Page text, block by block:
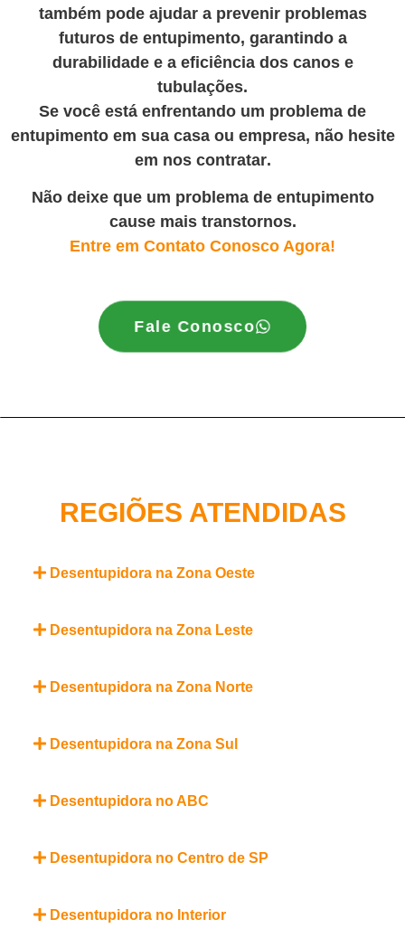
também pode ajudar a prevenir problemas
futuros de entupimento, garantindo a
durabilidade e a eficiência dos canos e
tubulações.
Se você está enfrentando um problema de
entupimento em sua casa ou empresa, não hesite
em nos contratar.
Não deixe que um problema de entupimento
cause mais transtornos.
Entre em Contato Conosco Agora!
Fale Conosco
REGIÕES ATENDIDAS
Desentupidora na Zona Oeste
Desentupidora na Zona Leste
Desentupidora na Zona Norte
Desentupidora na Zona Sul
Desentupidora no ABC
Desentupidora no Centro de SP
Desentupidora no Interior